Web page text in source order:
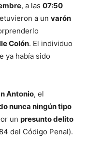
, a las 07:50
a un varón
Colón. El individuo
ya había sido
Antonio, el
nunca ningún tipo
un presunto delito
del Código Penal).